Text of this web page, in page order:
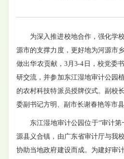
为深入推进校地合作，强化学
源市的支撑力度，更好地为河源市
做出华农贡献，3月3-4日，校党委
研交流，并参加东江湿地审计公园
的农村科技特派员授牌仪式。副校
委副书记方明、副市长谢春艳等市
东江湿地审计公园位于“审计
源县义合镇，由广东省审计厅与我
协助当地政府建设而成。为建好审